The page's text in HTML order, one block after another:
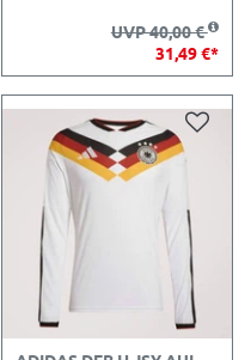
UVP 40,00 €
31,49 €*